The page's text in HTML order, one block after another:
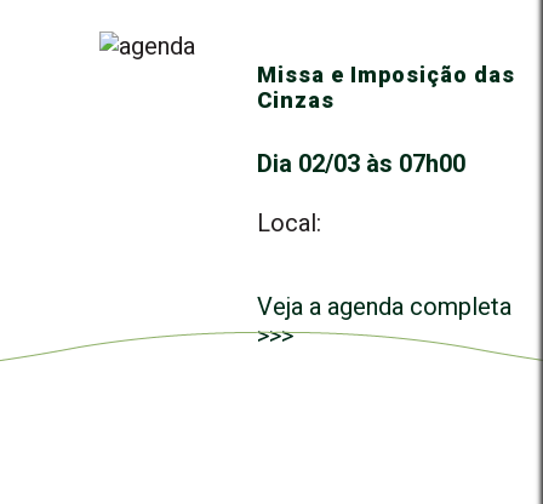
Missa e Imposição das
Cinzas
Dia 02/03 às 07h00
Local:
Veja a agenda completa
>>>